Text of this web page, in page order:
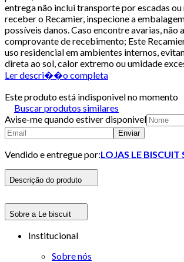
entrega não inclui transporte por escadas
receber o Recamier, inspecione a
possíveis danos. Caso encontre avarias, não
comprovante de recebimento; Este
uso residencial em ambientes internos,
direta ao sol, calor extremo ou umidade
Ler descri��o completa
Este produto está indisponivel no momento
Buscar produtos similares
Avise-me quando estiver disponivel
Enviar
Vendido e entregue por:LOJAS LE BISCUIT
Descrição do produto
Sobre a Le biscuit
Institucional
Sobre nós